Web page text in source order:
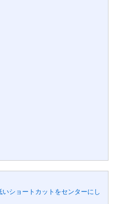
ショートカットをセンターにし